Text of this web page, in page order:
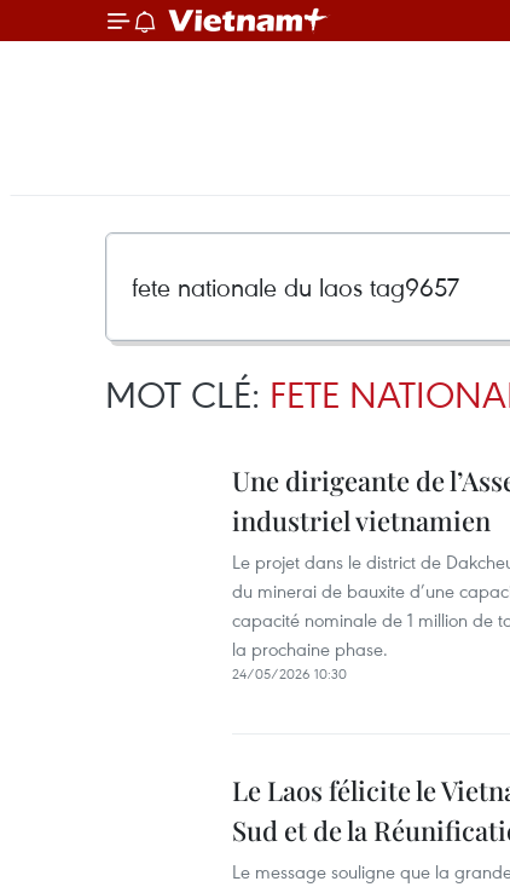
MOT CLÉ: FETE
Une dirigeante de
industriel vietnamien
Le projet dans le district de
du minerai de bauxite d’une
capacité nominale de 1 million de
la prochaine phase.
24/05/2026 10:30
Le Laos félicite le
Sud et de la
Le message souligne que la